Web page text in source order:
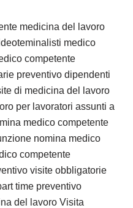
medicina del lavoro
medico
competente
preventivo dipendenti
di medicina del lavoro
per lavoratori assunti a
medico competente
nomina medico
competente
visite obbligatorie
time preventivo
del lavoro Visita